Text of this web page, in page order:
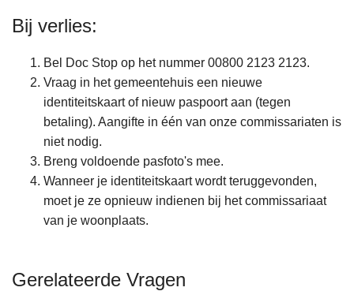
Bij verlies:
Bel Doc Stop op het nummer 00800 2123 2123.
Vraag in het gemeentehuis een nieuwe
identiteitskaart of nieuw paspoort aan (tegen
betaling). Aangifte in één van onze commissariaten is
niet nodig.
Breng voldoende pasfoto's mee.
Wanneer je identiteitskaart wordt teruggevonden,
moet je ze opnieuw indienen bij het commissariaat
van je woonplaats.
Gerelateerde Vragen